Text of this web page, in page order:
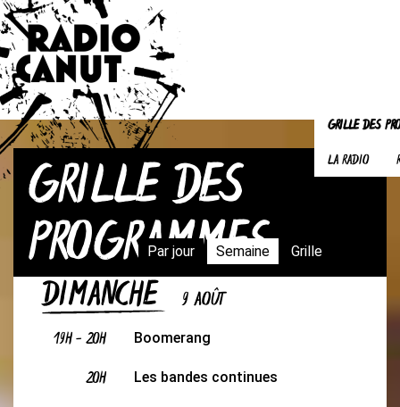
GRILLE DES
LA RADIO
GRILLE DES
PROGRAMMES
Par jour Semaine Grille
DIMANCHE 9 AOÛT
19H-20H Boomerang
20H Les bandes continues